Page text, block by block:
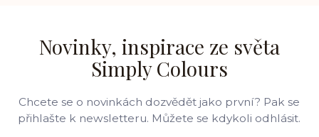
Novinky, inspirace ze světa
Simply Colours
Chcete se o novinkách dozvědět jako první? Pak se
přihlašte k newsletteru. Můžete se kdykoli odhlásit.